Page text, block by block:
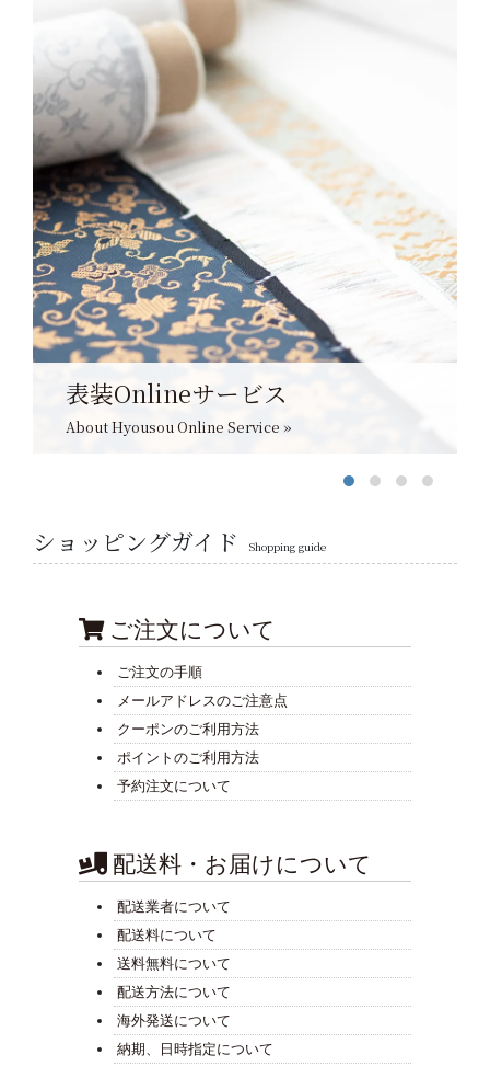
表装Onlineサービス
About Hyousou Online Service »
ショッピングガイド Shopping guide
ご注文について
ご注文の手順
メールアドレスのご注意点
クーポンのご利用方法
ポイントのご利用方法
予約注文について
配送料・お届けについて
配送業者について
配送料について
送料無料について
配送方法について
海外発送について
納期、日時指定について